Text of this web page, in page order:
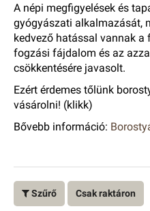
A népi megfigyelések és
gyógyászati alkalmazását,
kedvező hatással vannak a
fogzási fájdalom és az
csökkentésére javasolt.
Ezért érdemes tőlünk
vásárolni! (klikk)
Bővebb információ:
Szűrő Csak raktáron